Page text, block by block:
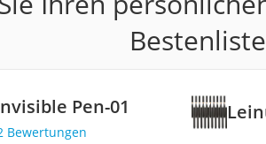
Pen-01
Bewertungen